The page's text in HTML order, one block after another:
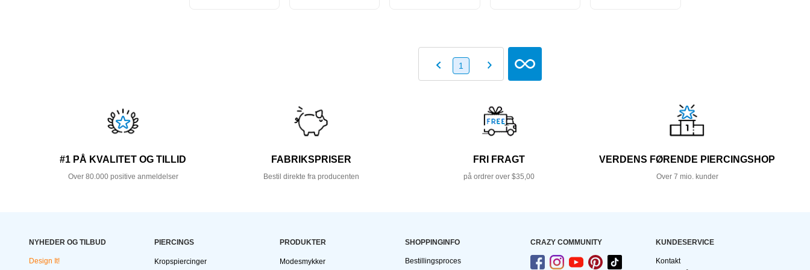
1
#1 PÅ KVALITET OG TILLID
Over 80.000 positive anmeldelser
FABRIKSPRISER
Bestil direkte fra producenten
FRI FRAGT
på ordrer over $35,00
VERDENS FØRENDE PIERCINGSHOP
Over 7 mio. kunder
NYHEDER OG TILBUD
Design It!
PIERCINGS
Kropspiercinger
PRODUKTER
Modesmykker
SHOPPINGINFO
Bestillingsproces
CRAZY COMMUNITY KUNDESERVICE
Kontakt